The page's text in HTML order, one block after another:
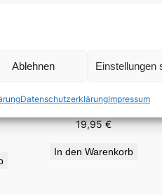
Ablehnen Einstellungen
DatenschutzerklärungImpressum
Himmel und Erde
19,95€
In den Warenkorb